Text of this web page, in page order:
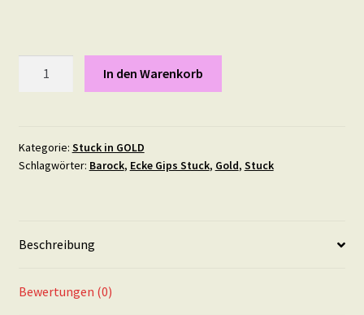
31
mal
GOLD
In den Warenkorb
Kategorie: Stuck in GOLD
Schlagwörter: Barock, Ecke Gips Stuck, Gold, Stuck
Beschreibung
Bewertungen (0)